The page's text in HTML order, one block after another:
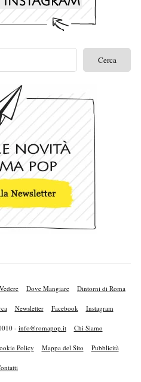
Dove Mangiare Dintorni di Roma
Newsletter Facebook Instagram
- info@romapop.it Chi Siamo
Policy Mappa del Sito Pubblicità